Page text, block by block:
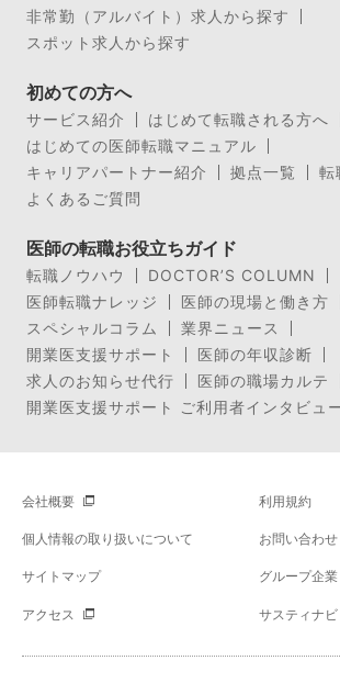
非常勤（アルバイト）求人から探す
スポット求人から探す
初めての方へ
サービス紹介
はじめて転職される方へ
はじめての医師転職マニュアル
キャリアパートナー紹介
拠点一覧
転
よくあるご質問
医師の転職お役立ちガイド
転職ノウハウ
DOCTOR’S COLUMN
医師転職ナレッジ
医師の現場と働き方
スペシャルコラム
業界ニュース
開業医支援サポート
医師の年収診断
求人のお知らせ代行
医師の職場カルテ
開業医支援サポート ご利用者インタビュ
会社概要 利用規約
個人情報の取り扱いについて お問い合わせ
サイトマップ グループ企業
アクセス サスティナビ